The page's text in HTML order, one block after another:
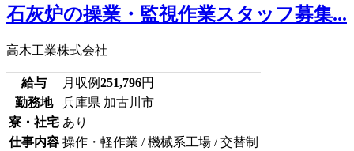
石灰炉の操業・監視作業スタッフ募集...
高木工業株式会社
給与 月収例251,796円
勤務地
兵庫県 加古川市
寮・社宅 あり
仕事内容 操作・軽作業 / 機械系工場 / 交替制